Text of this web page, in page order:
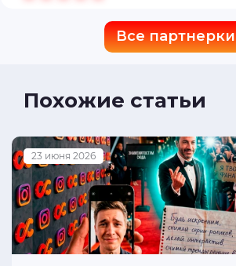
Все партнерки
Похожие статьи
23 июня 2026